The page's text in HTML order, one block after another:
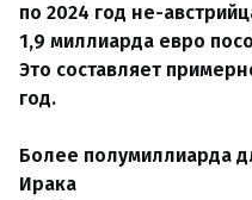
по 2024 год не-
1,9 миллиарда евро
Это составляет
год.
Более полумиллиарда
Ирака